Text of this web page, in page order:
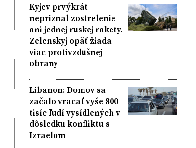
Kyjev prvýkrát
nepriznal zostrelenie
ani jednej ruskej rakety.
Zelenskyj opäť žiada
viac protivzdušnej
obrany
Libanon: Domov sa
začalo vracať vyše 800-
tisíc ľudí vysídlených v
dôsledku konfliktu s
Izraelom